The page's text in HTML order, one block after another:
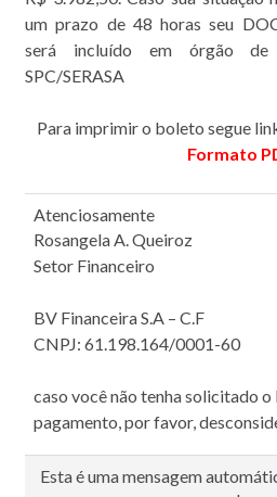
um prazo de 48 horas seu
será incluído em órgão
SPC/SERASA
Para imprimir o boleto segue
Formato
Atenciosamente
Rosangela A. Queiroz
Setor Financeiro
BV Financeira S.A – C.F
CNPJ: 61.198.164/0001-60
caso você não tenha solicitado o
pagamento, por favor,
Esta é uma mensagem